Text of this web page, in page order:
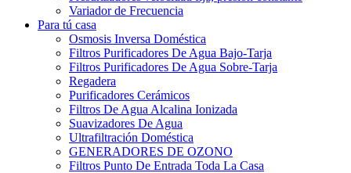
Variador de Frecuencia
Para tú casa
Osmosis Inversa Doméstica
Filtros Purificadores De Agua Bajo-Tarja
Filtros Purificadores De Agua Sobre-Tarja
Regadera
Purificadores Cerámicos
Filtros De Agua Alcalina Ionizada
Suavizadores De Agua
Ultrafiltración Doméstica
GENERADORES DE OZONO
Filtros Punto De Entrada Toda La Casa